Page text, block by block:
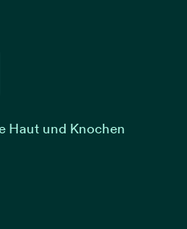
Haut und Knochen